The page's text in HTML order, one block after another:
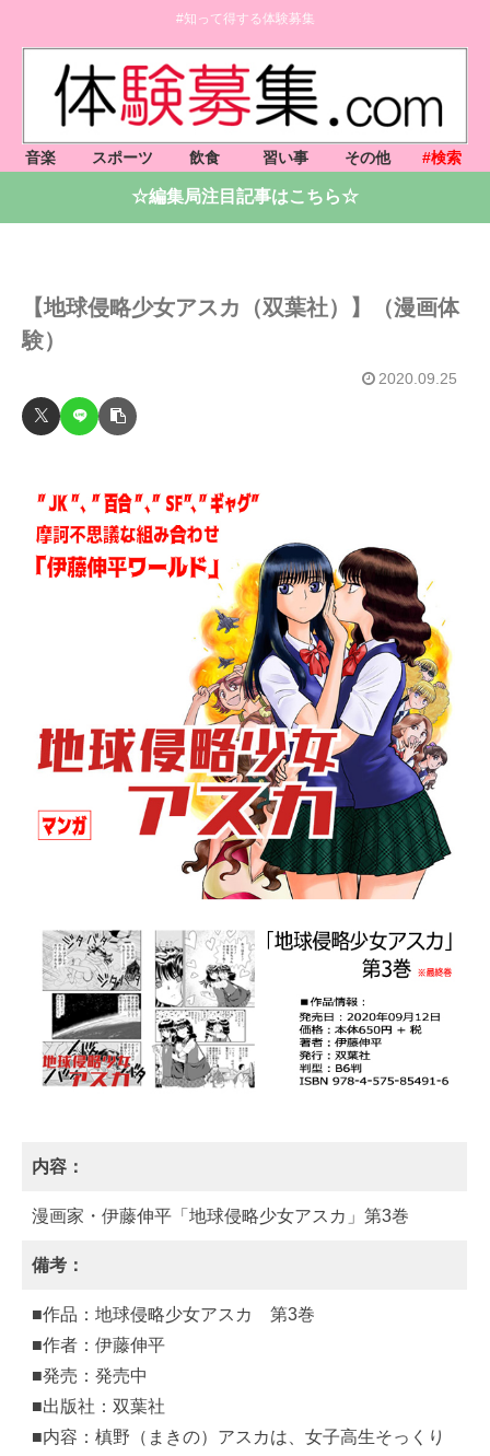
#知って得する体験募集
音楽 スポーツ 飲食 習い事 その他 #検索
☆編集局注目記事はこちら☆
【地球侵略少女アスカ（双葉社）】（漫画体
験）
2020.09.25
内容：
漫画家・伊藤伸平「地球侵略少女アスカ」第3巻
備考：
■作品：地球侵略少女アスカ 第3巻
■作者：伊藤伸平
■発売：発売中
■出版社：双葉社
■内容：槙野（まきの）アスカは、女子高生そっくり